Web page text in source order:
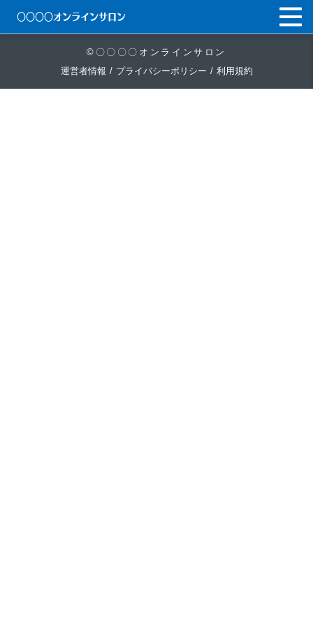
〇〇〇〇オンラインサロン
©〇〇〇〇オンラインサロン
運営者情報 / プライバシーポリシー / 利用規約